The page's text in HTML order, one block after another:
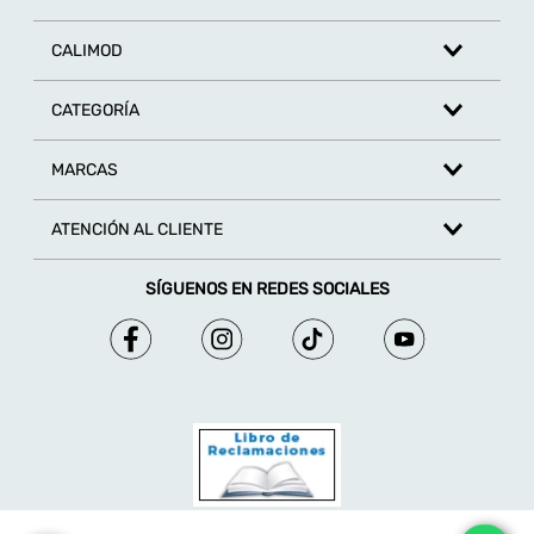
Escribe un comentario
ENVIAR COMENTARIO
CALIMOD
CATEGORÍA
MARCAS
ATENCIÓN AL CLIENTE
SÍGUENOS EN REDES SOCIALES